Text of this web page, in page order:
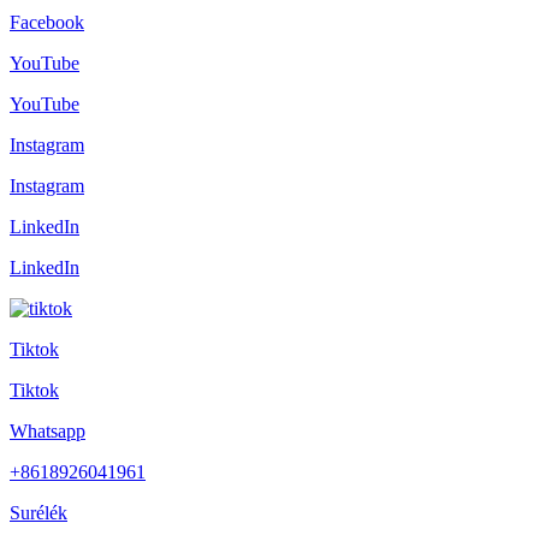
Facebook
YouTube
YouTube
Instagram
Instagram
LinkedIn
LinkedIn
Tiktok
Tiktok
Whatsapp
+8618926041961
Surélék